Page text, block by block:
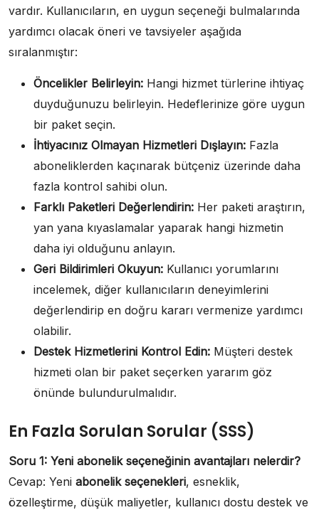
vardır. Kullanıcıların, en uygun seçeneği bulmalarında
yardımcı olacak öneri ve tavsiyeler aşağıda
sıralanmıştır:
Öncelikler Belirleyin: Hangi hizmet türlerine ihtiyaç
duyduğunuzu belirleyin. Hedeflerinize göre uygun
bir paket seçin.
İhtiyacınız Olmayan Hizmetleri Dışlayın: Fazla
aboneliklerden kaçınarak bütçeniz üzerinde daha
fazla kontrol sahibi olun.
Farklı Paketleri Değerlendirin: Her paketi araştırın,
yan yana kıyaslamalar yaparak hangi hizmetin
daha iyi olduğunu anlayın.
Geri Bildirimleri Okuyun: Kullanıcı yorumlarını
incelemek, diğer kullanıcıların deneyimlerini
değerlendirip en doğru kararı vermenize yardımcı
olabilir.
Destek Hizmetlerini Kontrol Edin: Müşteri destek
hizmeti olan bir paket seçerken yararım göz
önünde bulundurulmalıdır.
En Fazla Sorulan Sorular (SSS)
Soru 1: Yeni abonelik seçeneğinin avantajları nelerdir?
Cevap: Yeni abonelik seçenekleri, esneklik,
özelleştirme, düşük maliyetler, kullanıcı dostu destek ve